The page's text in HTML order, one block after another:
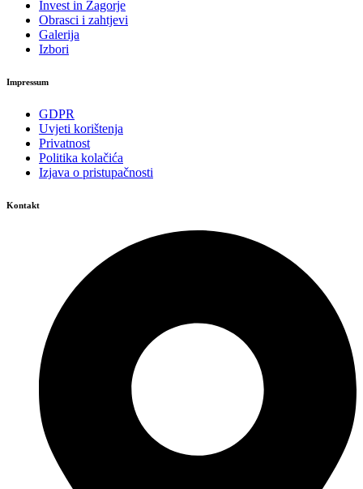
Invest in Zagorje
Obrasci i zahtjevi
Galerija
Izbori
Impressum
GDPR
Uvjeti korištenja
Privatnost
Politika kolačića
Izjava o pristupačnosti
Kontakt